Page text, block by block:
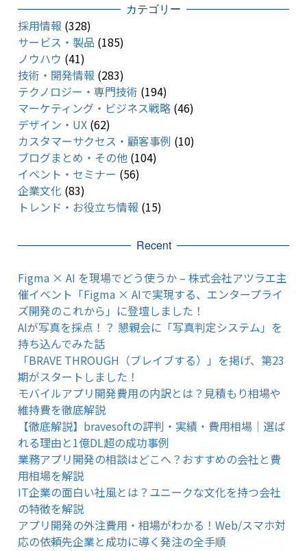
カテゴリー
採用情報 (328)
サービス・製品 (185)
ノウハウ (41)
技術・開発情報 (283)
テクノロジー・専門技術 (194)
マーケティング・ビジネス戦略(46)
デザイン・UX(62)
カスタマーサクセス・顧客事例 (10)
ブログまとめ・その他(104)
イベント・セミナー (56)
企業文化 (83)
トレンド・お役立ち情報 (15)
Recent
Figma × AI を現場でどう使うか – 株式会社アツラエ主
催イベント「Figma × AIで実現する、エンタープライ
ズ開発のこれから」に登壇しました！
AIが写真を採点！？ 懇親会に「写真判定システム」を
持ち込んでみた話
「BRAVE THROUGH（ブレイブする）」を掲げ、第23
期がスタートしました！
モバイルアプリ開発費用の内訳とは？見積もり相場や
維持費を徹底解説
【徹底解説】bravesoftの評判・実績・費用相場｜選ば
れる理由と1億DL超の成功事例
業務アプリ開発の相談はどこへ？おすすめの会社と費
用相場を解説
IT企業の面白い社風とは？ユニークな文化を持つ会社
の特徴を解説
アプリ開発の外注費用・相場がわかる！Web/スマホ対
応の依頼先企業と成功に導く発注の全手順